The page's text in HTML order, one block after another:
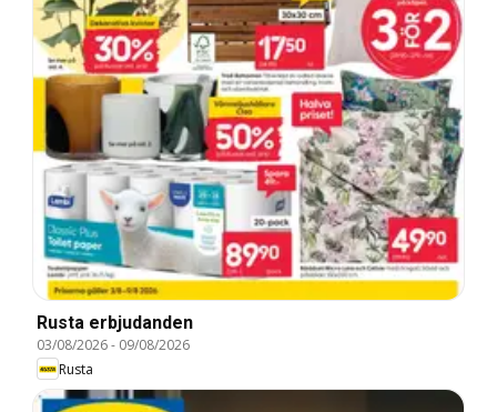
Rusta erbjudanden
03/08/2026- 09/08/2026
Rusta